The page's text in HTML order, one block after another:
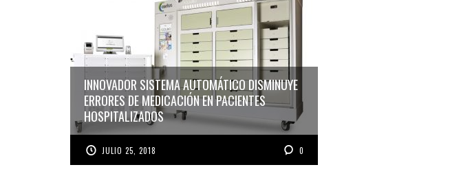
INNOVADOR SISTEMA AUTOMÁTICO DISMINUYE
ERRORES DE MEDICACIÓN EN PACIENTES
HOSPITALIZADOS
JULIO 25, 2018 0